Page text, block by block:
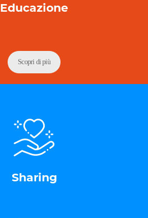
Educazione
Scopri di più
Sharing